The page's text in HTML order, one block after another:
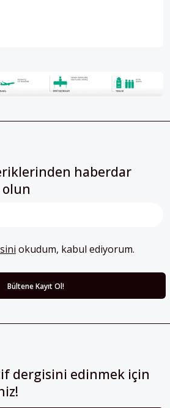
haberdar
olun
okudum, kabul ediyorum.
dergisini edinmek için